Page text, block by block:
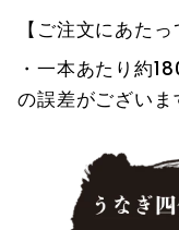
【ご注文にあた
・一本あたり約
の誤差がございま